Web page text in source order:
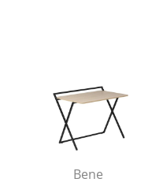
Bürodrehstühle
Konferenzstühle
Bürosessel
Bene